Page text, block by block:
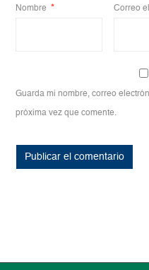
Nombre * Correo
Guarda mi nombre, correo
próxima vez que comente.